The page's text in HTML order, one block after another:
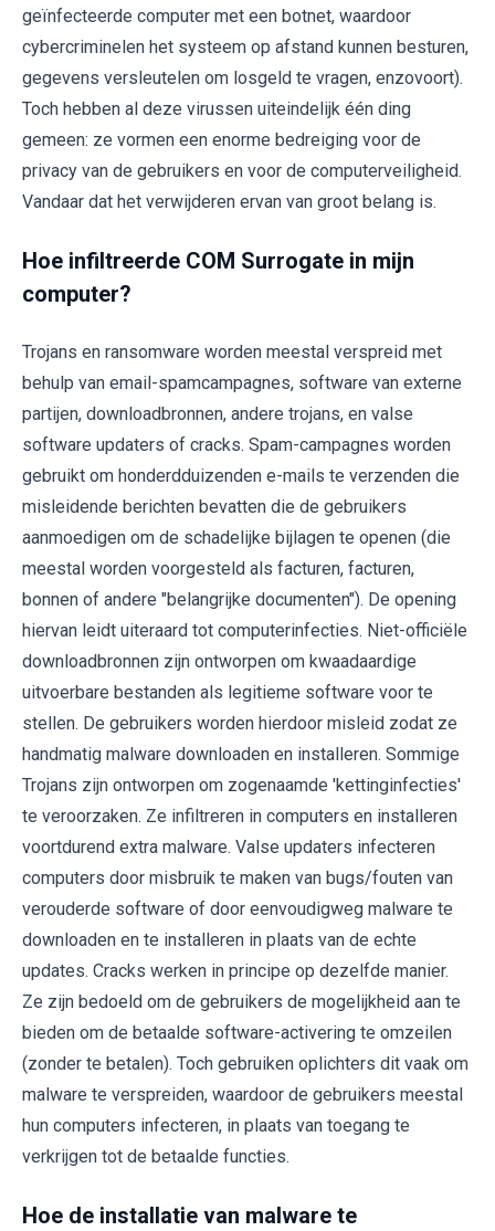
geïnfecteerde computer met een botnet, waardoor
cybercriminelen het systeem op afstand kunnen besturen,
gegevens versleutelen om losgeld te vragen, enzovoort).
Toch hebben al deze virussen uiteindelijk één ding
gemeen: ze vormen een enorme bedreiging voor de
privacy van de gebruikers en voor de computerveiligheid.
Vandaar dat het verwijderen ervan van groot belang is.
Hoe infiltreerde COM Surrogate in mijn
computer?
Trojans en ransomware worden meestal verspreid met
behulp van email-spamcampagnes, software van externe
partijen, downloadbronnen, andere trojans, en valse
software updaters of cracks. Spam-campagnes worden
gebruikt om honderdduizenden e-mails te verzenden die
misleidende berichten bevatten die de gebruikers
aanmoedigen om de schadelijke bijlagen te openen (die
meestal worden voorgesteld als facturen, facturen,
bonnen of andere "belangrijke documenten"). De opening
hiervan leidt uiteraard tot computerinfecties. Niet-officiële
downloadbronnen zijn ontworpen om kwaadaardige
uitvoerbare bestanden als legitieme software voor te
stellen. De gebruikers worden hierdoor misleid zodat ze
handmatig malware downloaden en installeren. Sommige
Trojans zijn ontworpen om zogenaamde 'kettinginfecties'
te veroorzaken. Ze infiltreren in computers en installeren
voortdurend extra malware. Valse updaters infecteren
computers door misbruik te maken van bugs/fouten van
verouderde software of door eenvoudigweg malware te
downloaden en te installeren in plaats van de echte
updates. Cracks werken in principe op dezelfde manier.
Ze zijn bedoeld om de gebruikers de mogelijkheid aan te
bieden om de betaalde software-activering te omzeilen
(zonder te betalen). Toch gebruiken oplichters dit vaak om
malware te verspreiden, waardoor de gebruikers meestal
hun computers infecteren, in plaats van toegang te
verkrijgen tot de betaalde functies.
Hoe de installatie van malware te